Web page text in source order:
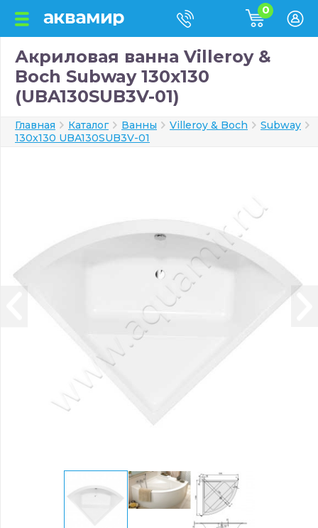
0
Акриловая ванна Villeroy &
Boch Subway 130x130
(UBA130SUB3V-01)
Главная Каталог Ванны Villeroy & Boch
Subway
130x130 UBA130SUB3V-01